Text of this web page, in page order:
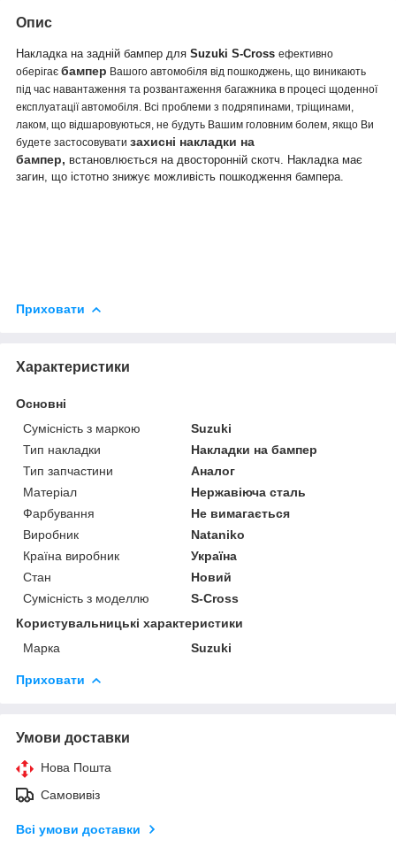
Опис
Накладка на задній бампер для Suzuki S-Cross ефективно
оберігає бампер Вашого автомобіля від пошкоджень, що виникають
під час навантаження та розвантаження багажника в процесі щоденної
експлуатації автомобіля. Всі проблеми з подряпинами, тріщинами,
лаком, що відшаровуються, не будуть Вашим головним болем, якщо Ви
будете застосовувати захисні накладки на
бампер, встановлюється на двосторонній скотч.
Накладка має
загин, що істотно знижує можливість пошкодження бампера.
Приховати
Характеристики
Основні
Сумісність з маркою
Suzuki
Тип накладки
Накладки на бампер
Тип запчастини
Аналог
Матеріал
Нержавіюча сталь
Фарбування
Не вимагається
Виробник
Nataniko
Країна виробник
Україна
Стан
Новий
Сумісність з моделлю
S-Cross
Користувальницькі характеристики
Марка
Suzuki
Приховати
Умови доставки
Нова Пошта
Самовивіз
Всі умови доставки